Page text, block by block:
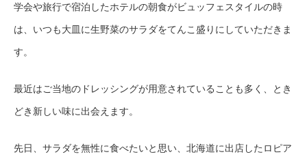
学会や旅行で宿泊したホテルの朝食がビュッフェスタイルの時
は、いつも大皿に生野菜のサラダをてんこ盛りにしていただきま
す。
最近はご当地のドレッシングが用意されていることも多く、とき
どき新しい味に出会えます。
先日、サラダを無性に食べたいと思い、北海道に出店したロピア